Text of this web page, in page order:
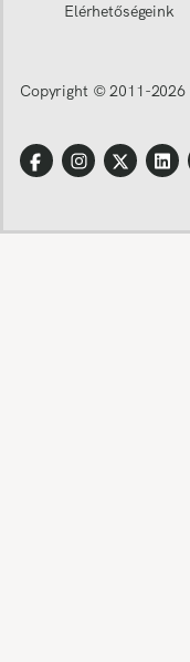
Elérhetőségeink
Copyright © 2011-2026